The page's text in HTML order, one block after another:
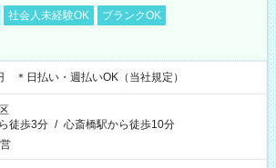
社会人未経験OK
ブランクOK
＊日払い・週払いOK（当社規定）
徒歩3分 / 心斎橋駅から徒歩10分